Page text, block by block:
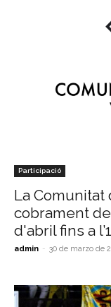
Participació
La Comunitat
cobrament
d'abril fins a
admin - 30 de marzo de